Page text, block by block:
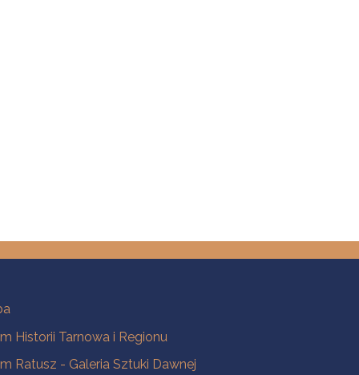
Historii Tarnowa i Regionu
Ratusz - Galeria Sztuki Dawnej